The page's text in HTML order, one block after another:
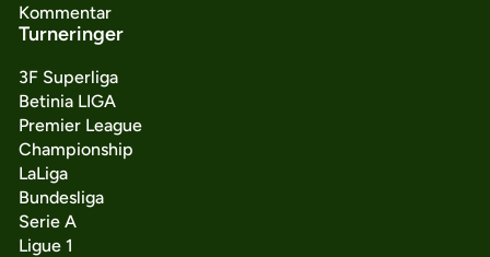
Kommentar
Turneringer
3F Superliga
Betinia LIGA
Premier League
Championship
LaLiga
Bundesliga
Serie A
Ligue 1